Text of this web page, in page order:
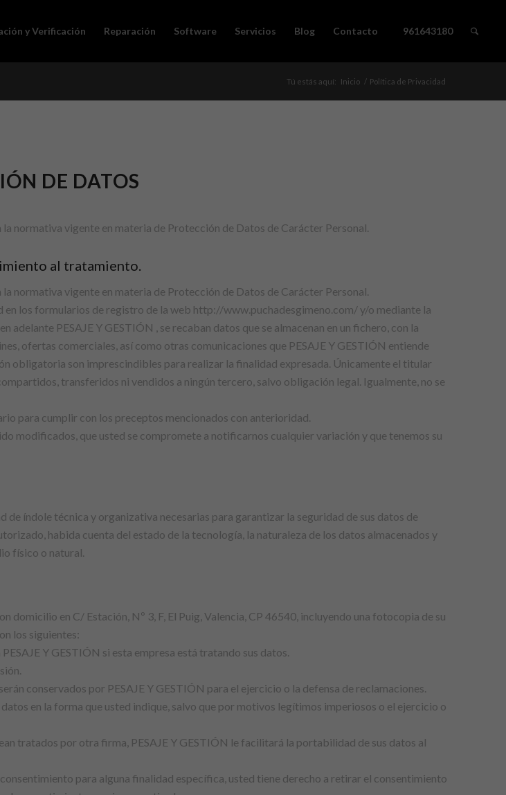
y Verificación Reparación Software Servicios Blog Contacto 961643180
Tú estás aquí: Inicio / Política de Privacidad
DE DATOS
normativa vigente en materia de Protección de Datos de Carácter Personal.
al tratamiento.
normativa vigente en materia de Protección de Datos de Carácter Personal.
los formularios de registro de la web http://www.puchadesgimeno.com/ y/o mediante la
PESAJE Y GESTIÓN , se recaban datos que se almacenan en un fichero, con la
ofertas comerciales, así como otras comunicaciones que PESAJE Y GESTIÓN entiende
obligatoria son imprescindibles para realizar la finalidad expresada. Únicamente el titular
transferidos ni vendidos a ningún tercero, salvo obligación legal. Igualmente, no se
para cumplir con los preceptos mencionados con anterioridad.
modificados, que usted se compromete a notificarnos cualquier variación y que tenemos su
índole técnica y organizativa necesarias para garantizar la seguridad de sus datos de
habida cuenta del estado de la tecnología, la naturaleza de los datos almacenados y
físico o natural.
domicilio en C/ Estación, Nº 3, F, El Puig, Valencia, CP 46540, incluyendo una fotocopia de su
los siguientes:
Y GESTIÓN si esta empresa está tratando sus datos.
conservados por PESAJE Y GESTIÓN para el ejercicio o la defensa de reclamaciones.
en la forma que usted indique, salvo que por motivos legítimos imperiosos o el ejercicio o
tratados por otra firma, PESAJE Y GESTIÓN le facilitará la portabilidad de sus datos al
para alguna finalidad específica, usted tiene derecho a retirar el consentimiento